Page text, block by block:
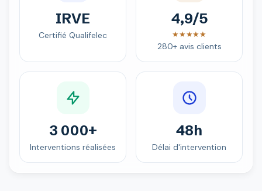
IRVE
Certifié Qualifelec
4,9/5
★★★★★
280+ avis clients
3 000+
Interventions réalisées
48h
Délai d'intervention